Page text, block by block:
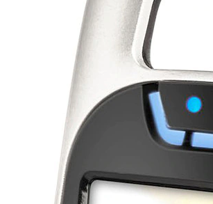
løsninger med rene linjer og en intuitiv
knapopsætning. Det giver et elegant
brugervenlig oplevelse. Skærmen er
giver tydelige visuelle indikatorer for
og batteristatus.
Pris og anerkendelse
N65 Light Grey ligger i den øvre
prismæssigt og er ofte blevet rost for
præcise temperaturmåling, intuitive
pålidelige rækkevidde. Den har
for design og funktionalitet og
mest gennemarbejdede